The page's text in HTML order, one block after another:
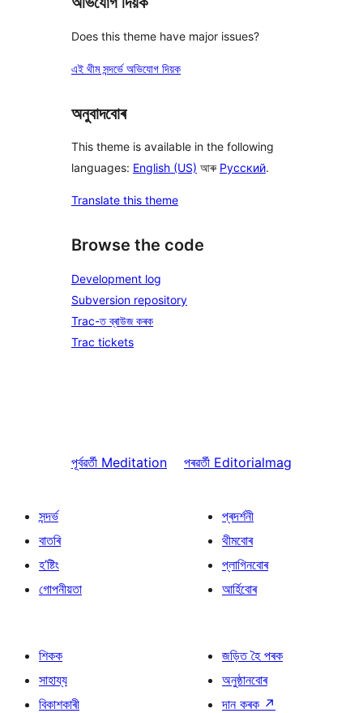
Does this theme have major issues?
এই থীম সন্দৰ্ভে অভিযোগ দিয়ক
অনুবাদবোৰ
This theme is available in the following
languages: English (US) আৰু Русский.
Translate this theme
Browse the code
Development log
Subversion repository
Trac-ত ব্ৰাউজ কৰক
Trac tickets
পূৰ্বৱৰ্তী Meditation পৰৱৰ্তী Editorialmag
সন্দৰ্ভ
বাতৰি
হ’ষ্টিং
গোপনীয়তা
প্ৰদৰ্শনী
থীমবোৰ
প্লাগিনবোৰ
আৰ্হিবোৰ
শিকক
সাহায্য
বিকাশকাৰী
জড়িত হৈ পৰক
অনুষ্ঠানবোৰ
দান কৰক ↗